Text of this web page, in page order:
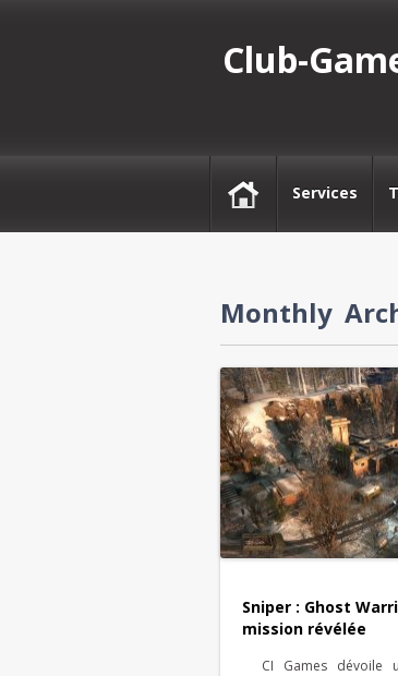
Club-
Services
Monthly
Sniper : Ghost
mission révélée
CI Games dévoile